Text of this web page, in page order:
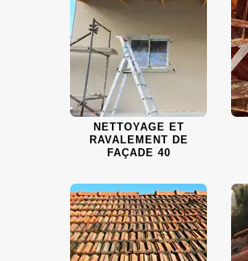
NETTOYAGE ET
RAVALEMENT DE
FAÇADE 40